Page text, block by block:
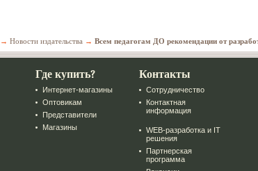
→ Новости издательства → Всем педагогам ДО рекомендации от
Где купить?
Интернет-магазины
Оптовикам
Представители
Магазины
Контакты
Сотрудничество
Контактная
информация
WEB-разработка и IT
решения
Партнерская
программа